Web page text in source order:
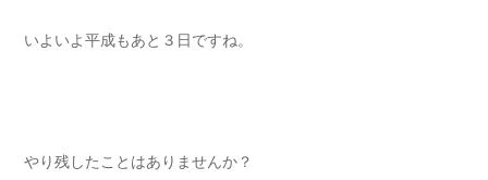
いよいよ平成もあと３日ですね。
やり残したことはありませんか？